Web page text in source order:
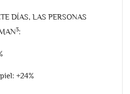
DÍAS, LAS PERSONAS
3:
+24%